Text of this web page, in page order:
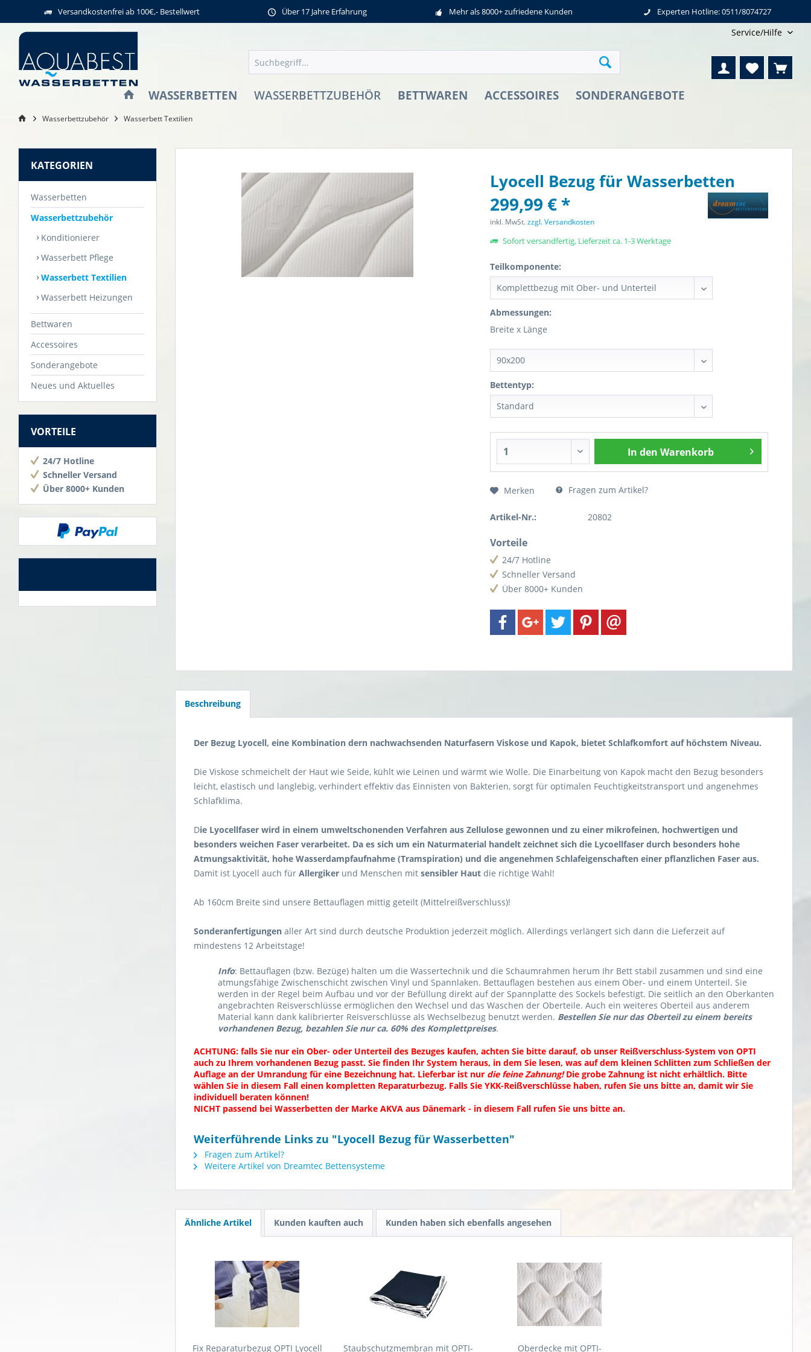
Versandkostenfrei ab 100€,- Bestellwert Über 17 Jahre Erfahrung Mehr als 8000+ zufriedene Kunden Experten Hotline: 0511/8074727
Service/Hilfe
WASSERBETTEN WASSERBETTZUBEHÖR BETTWAREN ACCESSOIRES SONDERANGEBOTE
Wasserbettzubehör Wasserbett Textilien
KATEGORIEN
Wasserbetten
Wasserbettzubehör
Konditionierer
Wasserbett Pflege
Wasserbett Textilien
Wasserbett Heizungen
Bettwaren
Accessoires
Sonderangebote
Neues und Aktuelles
VORTEILE
24/7 Hotline
Schneller Versand
Über 8000+ Kunden
Lyocell Bezug für Wasserbetten
299,99 € *
inkl. MwSt.zzgl. Versandkosten
Sofort versandfertig, Lieferzeit ca. 1-3 Werktage
Teilkomponente:
Abmessungen:
Breite x Länge
Bettentyp:
In den Warenkorb
Merken Fragen zum Artikel?
Artikel-Nr.: 20802
Vorteile
24/7 Hotline
Schneller Versand
Über 8000+ Kunden
Beschreibung
Der Bezug Lyocell, eine Kombination dern nachwachsenden Naturfasern Viskose und Kapok, bietet Schlafkomfort auf höchstem Niveau.
Die Viskose schmeichelt der Haut wie Seide, kühlt wie Leinen und wärmt wie Wolle. Die Einarbeitung von Kapok macht den Bezug besonders
leicht, elastisch und langlebig, verhindert effektiv das Einnisten von Bakterien, sorgt für optimalen Feuchtigkeitstransport und angenehmes
Schlafklima.
Die Lyocellfaser wird in einem umweltschonenden Verfahren aus Zellulose gewonnen und zu einer mikrofeinen, hochwertigen und
besonders weichen Faser verarbeitet. Da es sich um ein Naturmaterial handelt zeichnet sich die Lycoellfaser durch besonders hohe
Atmungsaktivität, hohe Wasserdampfaufnahme (Tramspiration) und die angenehmen Schlafeigenschaften einer pflanzlichen Faser aus.
Damit ist Lyocell auch für Allergiker und Menschen mit sensibler Haut die richtige Wahl!
Ab 160cm Breite sind unsere Bettauflagen mittig geteilt (Mittelreißverschluss)!
Sonderanfertigungen aller Art sind durch deutsche Produktion jederzeit möglich. Allerdings verlängert sich dann die Lieferzeit auf
mindestens 12 Arbeitstage!
Info: Bettauflagen (bzw. Bezüge) halten um die Wassertechnik und die Schaumrahmen herum Ihr Bett stabil zusammen und sind eine
atmungsfähige Zwischenschicht zwischen Vinyl und Spannlaken. Bettauflagen bestehen aus einem Ober- und einem Unterteil. Sie
werden in der Regel beim Aufbau und vor der Befüllung direkt auf der Spannplatte des Sockels befestigt. Die seitlich an den Oberkanten
angebrachten Reisverschlüsse ermöglichen den Wechsel und das Waschen der Oberteile. Auch ein weiteres Oberteil aus anderem
Material kann dank kalibrierter Reisverschlüsse als Wechselbezug benutzt werden. Bestellen Sie nur das Oberteil zu einem bereits
vorhandenen Bezug, bezahlen Sie nur ca. 60% des Komplettpreises.
ACHTUNG: falls Sie nur ein Ober- oder Unterteil des Bezuges kaufen, achten Sie bitte darauf, ob unser Reißverschluss-System von OPTI
auch zu Ihrem vorhandenen Bezug passt. Sie finden Ihr System heraus, in dem Sie lesen, was auf dem kleinen Schlitten zum Schließen der
Auflage an der Umrandung für eine Bezeichnung hat. Lieferbar ist nur die feine Zahnung!Die grobe Zahnung ist nicht erhältlich. Bitte
wählen Sie in diesem Fall einen kompletten Reparaturbezug. Falls Sie YKK-Reißverschlüsse haben, rufen Sie uns bitte an, damit wir Sie
individuell beraten können!
NICHT passend bei Wasserbetten der Marke AKVA aus Dänemark - in diesem Fall rufen Sie uns bitte an.
Weiterführende Links zu "Lyocell Bezug für Wasserbetten"
Fragen zum Artikel?
Weitere Artikel von Dreamtec Bettensysteme
Ähnliche Artikel Kunden kauften auch Kunden haben sich ebenfalls angesehen
Fix Reparaturbezug OPTI Lyocell Staubschutzmembran mit OPTI- Oberdecke mit OPTI-